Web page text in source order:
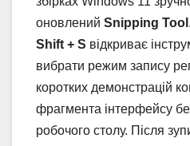
оновлений Snipping Tool
Shift + S відкриває
вибрати режим запису
коротких демонстрацій
фрагмента інтерфейсу
робочого столу. Після